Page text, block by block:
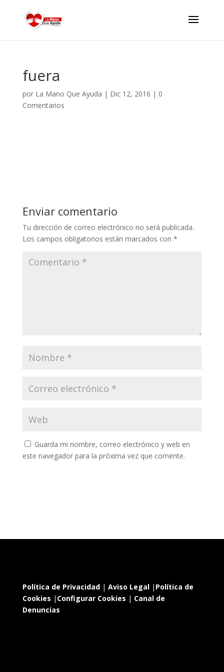
fuera
por La Mano Que Ayuda | Dic 12, 2016 | 0
Comentarios
Enviar comentario
Tu dirección de correo electrónico no será publicada.
Los campos obligatorios están marcados con *
Guarda mi nombre, correo electrónico y web en
este navegador para la próxima vez que comente.
Política de Privacidad| Aviso Legal| Política de
Cookies | Configurar Cookies | Canal de
Denuncias